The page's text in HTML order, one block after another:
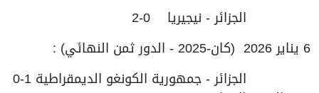
الجزائر - نيجيريا 0-2
6 يناير 2026 (كان-2025 - الدور ثمن النهائي) :
الجزائر - جمهورية الكونغو الديمقراطية 1-0